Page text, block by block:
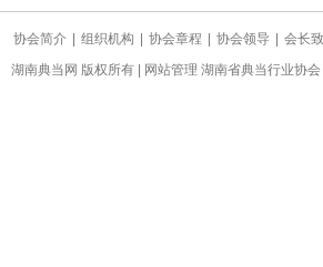
协会简介 组织机构 协会章程 协会领导 会长
湖南典当网 版权所有 | 网站管理 湖南省典当行业协